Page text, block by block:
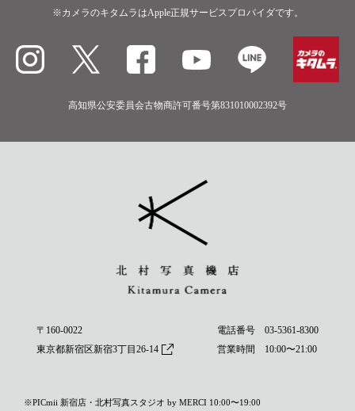
※カメラのキタムラはApple正規サービスプロバイダです。
高知県公安委員会古物商許可番号第831010002392号
〒160-0022
東京都新宿区新宿3丁目26-14
電話番号 03-5361-8300
営業時間 10:00〜21:00
※PICmii 新宿店・北村写真スタジオ by MERCI 10:00〜19:00